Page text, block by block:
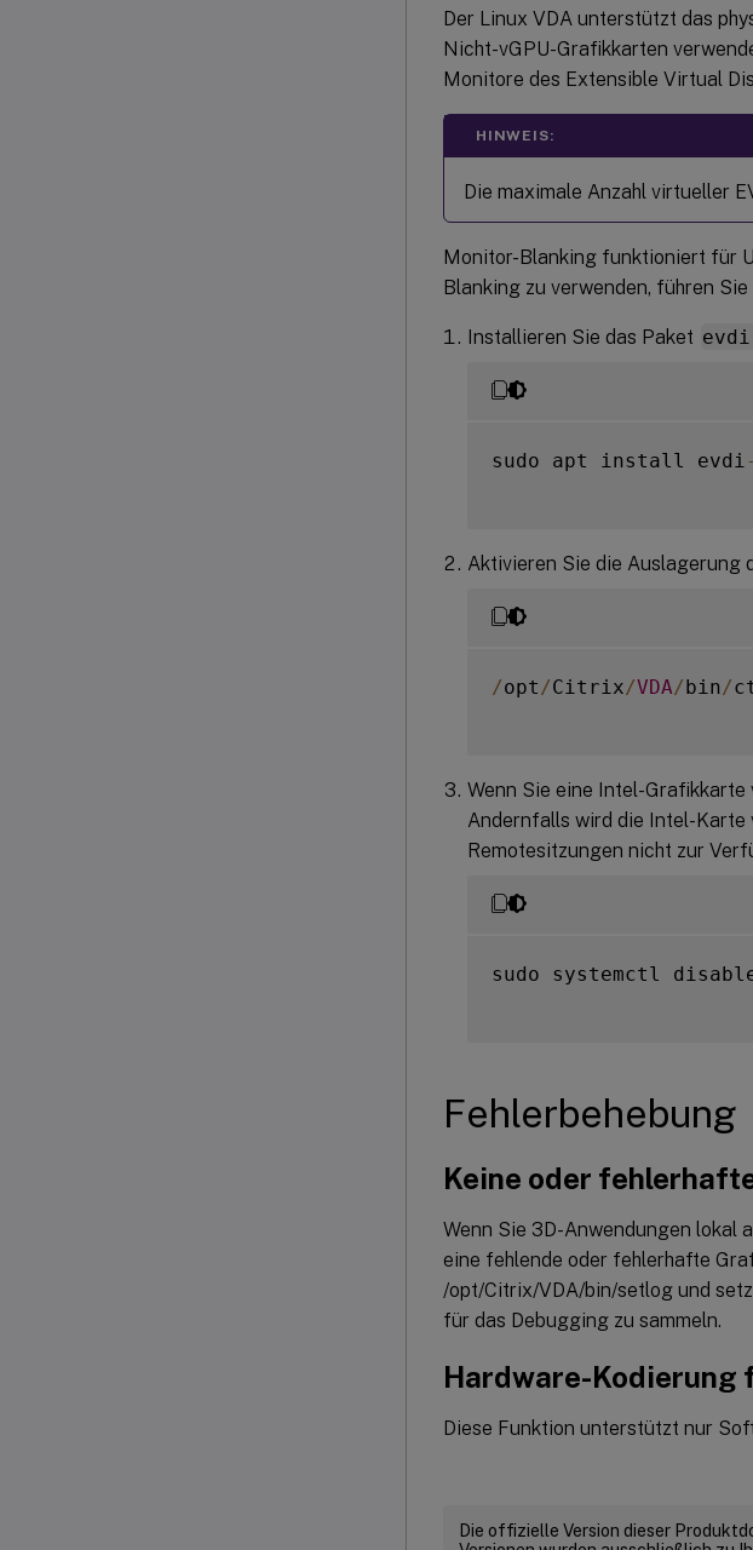
Der Linux VDA unterstützt das
Nicht-vGPU-Grafikkarten
Monitore des Extensible Virtual
HINWEIS:
Die maximale Anzahl virtueller
Monitor-Blanking funktioniert für
Blanking zu verwenden, führen
Installieren Sie das Paket
sudo apt install evdi -
Aktivieren Sie die Auslagerung
/opt /Citrix/VDA/bin/
Wenn Sie eine Intel-Grafikkarte
Andernfalls wird die Intel-
Remotesitzungen nicht zur
sudo systemctl
Fehlerbehebung
Keine oder
Wenn Sie 3D-Anwendungen lokal
eine fehlende oder fehlerhafte
/opt/Citrix/VDA/bin/setlog und
für das Debugging zu sammeln.
Hardware-
Diese Funktion unterstützt nur
Die offizielle Version dieser